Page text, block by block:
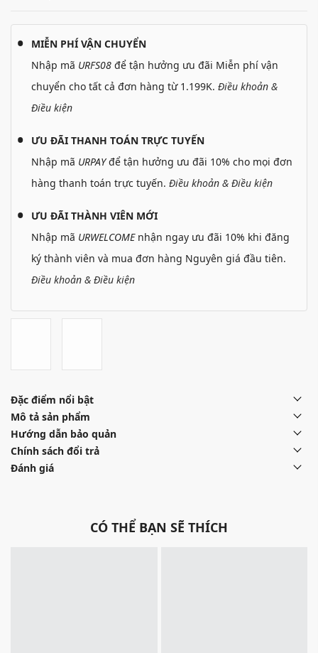
MIỄN PHÍ VẬN CHUYỂN
Nhập mã URFS08 để tận hưởng ưu đãi Miễn phí vận
chuyển cho tất cả đơn hàng từ 1.199K. Điều khoản &
Điều kiện
ƯU ĐÃI THANH TOÁN TRỰC TUYẾN
Nhập mã URPAYđể tận hưởng ưu đãi 10% cho mọi đơn
hàng thanh toán trực tuyến. Điều khoản & Điều kiện
ƯU ĐÃI THÀNH VIÊN MỚI
Nhập mã URWELCOMEnhận ngay ưu đãi 10% khi đăng
ký thành viên và mua đơn hàng Nguyên giá đầu tiên.
Điều khoản & Điều kiện
Đặc điểm nổi bật
Mô tả sản phẩm
Hướng dẫn bảo quản
Chính sách đổi trả
Đánh giá
CÓ THỂ BẠN SẼ THÍCH